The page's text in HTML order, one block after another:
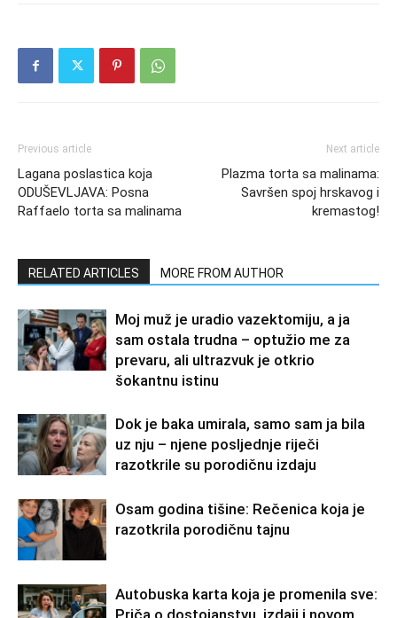
Previous article
Lagana poslastica koja
ODUŠEVLJAVA: Posna
Raffaelo torta sa malinama
Next article
Plazma torta sa malinama:
Savršen spoj hrskavog i
kremastog!
RELATED ARTICLES MORE FROM AUTHOR
Moj muž je uradio vazektomiju, a ja
sam ostala trudna – optužio me za
prevaru, ali ultrazvuk je otkrio
šokantnu istinu
Dok je baka umirala, samo sam ja bila
uz nju – njene posljednje riječi
razotkrile su porodičnu izdaju
Osam godina tišine: Rečenica koja je
razotkrila porodičnu tajnu
Autobuska karta koja je promenila sve: